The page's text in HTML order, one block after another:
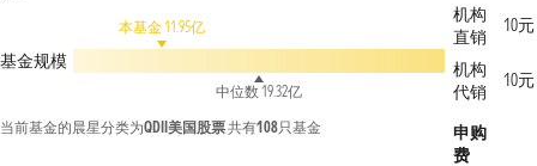
基金规模
本基金 11.95亿
中位数 19.32亿
当前基金的晨星分类为QDII美国股票共有108只基金
机构
直销
10元
机构
代销
10元
申购
费